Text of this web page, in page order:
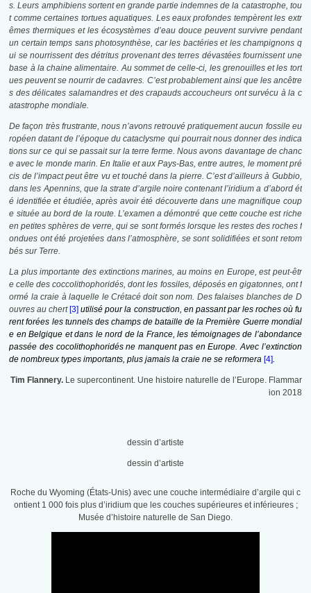
s. Leurs amphibiens sortent en grande partie indemnes de la catastrophe, tou
t comme certaines tortues aquatiques. Les eaux profondes tempèrent les extr
êmes thermiques et les écosystèmes d’eau douce peuvent survivre pendant
un certain temps sans photosynthèse, car les bactéries et les champignons q
ui se nourrissent des détritus provenant des terres dévastées fournissent une
base à la chaine alimentaire. Au sommet de celle-ci, les grenouilles et les tort
ues peuvent se nourrir de cadavres. C’est probablement ainsi que les ancêtre
s des délicates salamandres et des crapauds accoucheurs ont survécu à la c
atastrophe mondiale.
De façon très frustrante, nous n’avons retrouvé pratiquement aucun fossile eu
ropéen datant de l’époque du cataclysme qui pourrait nous donner des indica
tions sur ce qui se passait sur la terre ferme. Nous avons davantage de chanc
e avec le monde marin. En Italie et aux Pays-Bas, entre autres, le moment pré
cis de l’impact peut être vu et touché dans la pierre. C’est d’ailleurs à Gubbio,
dans les Apennins, que la strate d’argile noire contenant l’iridium a d’abord ét
é identifiée et étudiée, après avoir été découverte dans une magnifique coup
e située au bord de la route. L’examen a démontré que cette couche est riche
en petites sphères de verre, qui se sont formés lorsque les restes des roches f
ondues ont été projetées dans l’atmosphère, se sont solidifiées et sont retom
bés sur Terre.
La plus importante des extinctions marines, au moins en Europe, est peut-êtr
e celle des coccolithophoridés, dont les fossiles, déposés en gigatonnes, ont f
ormé la craie à laquelle le Crétacé doit son nom. Des falaises blanches de D
ouvres au chert [3]utilisé pour la construction, en passant par les roches où fu
rent forées les tunnels des champs de bataille de la Première Guerre mondial
e en Belgique et dans le nord de la France, les témoignages de l’abondance
passée des cocolithophoridés ne manquent pas en Europe. Avec l’extinction
de nombreux types importants, plus jamais la craie ne se reformera [4].
Tim Flannery.Le supercontinent. Une histoire naturelle de l’Europe. Flammar
ion 2018
dessin d’artiste
dessin d’artiste
Roche du Wyoming (États-Unis) avec une couche intermédiaire d’argile qui c
ontient 1 000 fois plus d’iridium que les couches supérieures et inférieures ;
Musée d’histoire naturelle de San Diego.